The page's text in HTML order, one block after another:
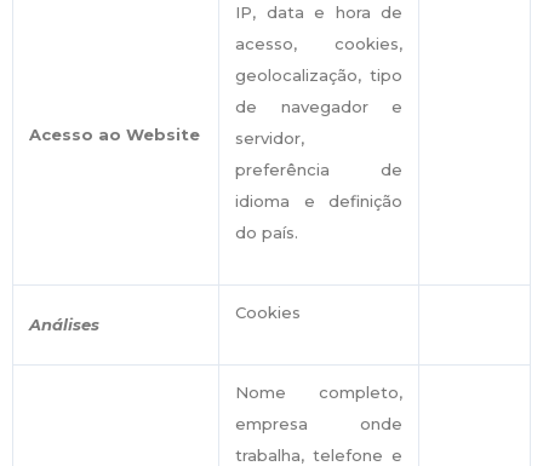
Acesso ao Website
IP, data e hora de
acesso, cookies,
geolocalização, tipo
de navegador e
servidor,
preferência de
idioma e definição
do país.
Análises
Cookies
Nome completo,
empresa onde
trabalha, telefone e